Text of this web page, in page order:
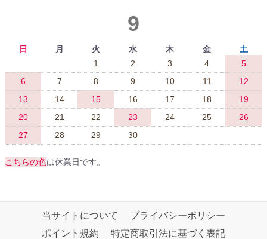
9
日 月 火 水 木 金
土
1
2 3 4
5
6
7 8 9 10 11
12
13
14 15 16 17 18
19
20
21 22 23 24 25
26
27
28 29 30
こちらの色は休業日です。
当サイトについて
プライバシーポリシー
ポイント規約
特定商取引法に基づく表記